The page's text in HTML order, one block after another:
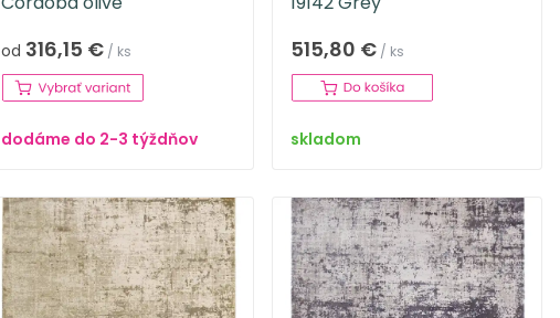
od 316,15 € / ks
dodáme do 2-3 týždňov
515,80 €/ ks
skladom